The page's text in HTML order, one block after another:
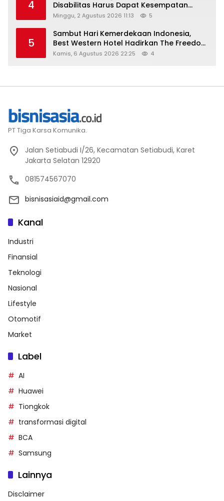
4
Disabilitas Harus Dapat Kesempatan
Setara
Minggu, 2 Agustus 2026 11:13 5
5
Sambut Hari Kemerdekaan Indonesia,
Best Western Hotel Hadirkan The Freedom
Stay Diskon Hingga 45%
Kamis, 6 Agustus 2026 22:25 4
PT Tiga Karsa Komunika.
Jalan Setiabudi I/26, Kecamatan Setiabudi, Karet
Jakarta Selatan 12920
081574567070
bisnisasiaid@gmail.com
Kanal
Industri
Finansial
Teknologi
Nasional
Lifestyle
Otomotif
Market
Label
AI
Huawei
Tiongkok
transformasi digital
BCA
Samsung
Lainnya
Disclaimer